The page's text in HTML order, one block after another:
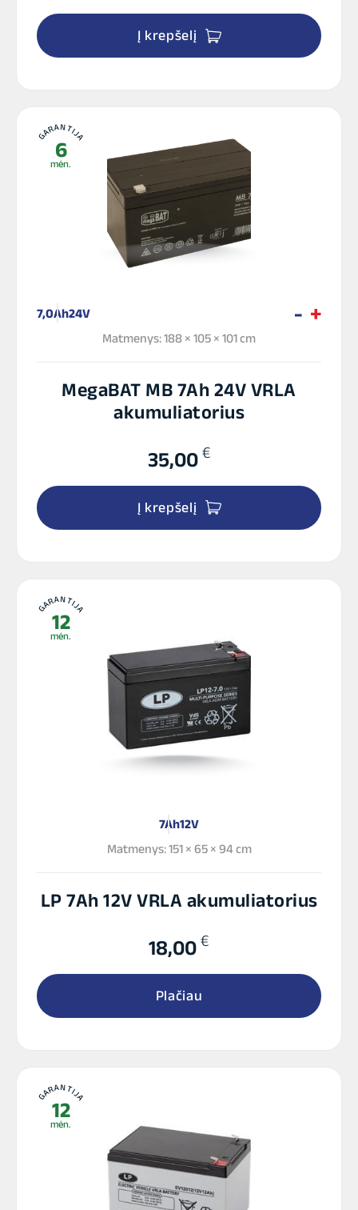
Į krepšelį
GARANTIJA
6
mėn.
7,0Ah24V
Matmenys: 188 × 105 × 101 cm
MegaBAT MB 7Ah 24V VRLA
akumuliatorius
35,00 €
Į krepšelį
GARANTIJA
12
mėn.
7Ah12V
Matmenys: 151 × 65 × 94 cm
LP 7Ah 12V VRLA akumuliatorius
18,00 €
Plačiau
GARANTIJA
12
mėn.